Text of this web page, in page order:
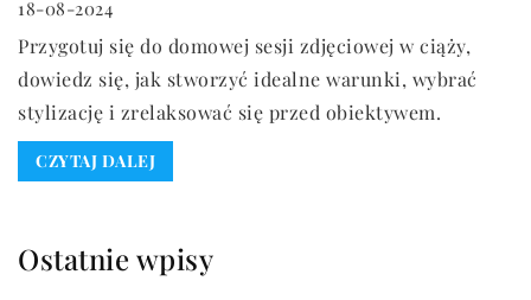
18-08-2024
Przygotuj się do domowej sesji zdjęciowej w ciąży,
dowiedz się, jak stworzyć idealne warunki, wybrać
stylizację i zrelaksować się przed obiektywem.
CZYTAJ DALEJ
Ostatnie wpisy